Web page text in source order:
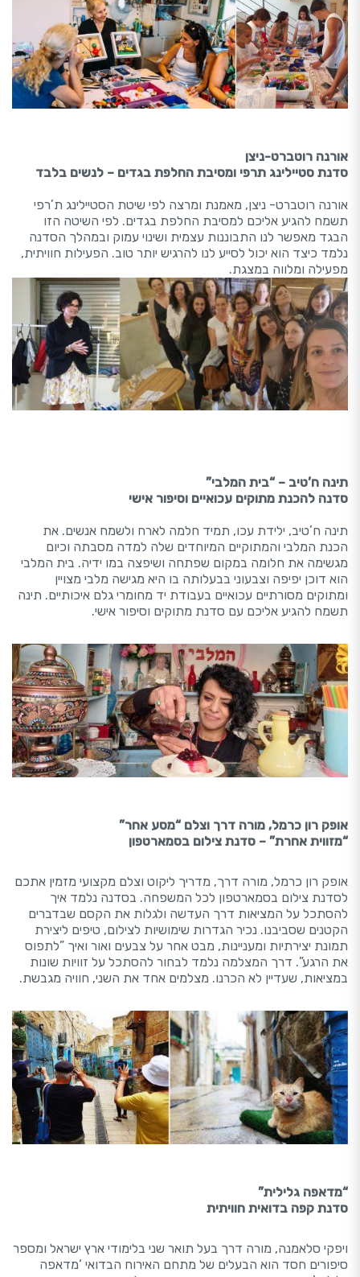
אורנה רוטברט-ניצן
סדנת סטיילינג תרפי ומסיבת החלפת בגדים – לנשים בלבד
אורנה רוטברט- ניצן, מאמנת ומרצה לפי שיטת הסטיילינג ת’רפי
תשמח להגיע אליכם למסיבת החלפת בגדים. לפי השיטה הזו
הבגד מאפשר לנו התבוננות עצמית ושינוי עמוק ובמהלך הסדנה
נלמד כיצד הוא יכול לסייע לנו להרגיש יותר טוב. הפעילות חוויתית,
מפעילה ומלווה במצגת.
תינה ח’טיב – “בית המלבי”
סדנה להכנת מתוקים עכואיים וסיפור אישי
תינה ח’טיב, ילידת עכו, תמיד חלמה לארח ולשמח אנשים. את
הכנת המלבי והמתוקיים המיוחדים שלה למדה מסבתה וכיום
מגשימה את חלומה במקום שפתחה ושיפצה במו ידיה. בית המלבי
הוא דוכן יפיפה וצבעוני בבעלותה בו היא מגישה מלבי מצויין
ומתוקים מסורתיים עכואיים בעבודת יד מחומרי גלם איכותיים. תינה
תשמח להגיע אליכם עם סדנת מתוקים וסיפור אישי.
אופק רון כרמל, מורה דרך וצלם “מסע אחר”
“מזווית אחרת” – סדנת צילום בסמארטפון
אופק רון כרמל, מורה דרך, מדריך ליקוט וצלם מקצועי מזמין אתכם
לסדנת צילום בסמארטפון לכל המשפחה. בסדנה נלמד איך
להסתכל על המציאות דרך העדשה ולגלות את הקסם שבדברים
הקטנים שסביבנו. נכיר הגדרות שימושיות לצילום, טיפים ליצירת
תמונת יצירתיות ומעניינות, מבט אחר על צבעים ואור ואיך ”לתפוס
את הרגע”. דרך המצלמה נלמד לבחור להסתכל על זוויות שונות
במציאות, שעדיין לא הכרנו. מצלמים אחד את השני, חוויה מגבשת.
“מדאפה גלילית”
סדנת קפה בדואית חוויתית
ויפקי סלאמנה, מורה דרך בעל תואר שני בלימודי ארץ ישראל ומספר
סיפורים חסד הוא הבעלים של מתחם האירוח הבדואי ‘מדאפה